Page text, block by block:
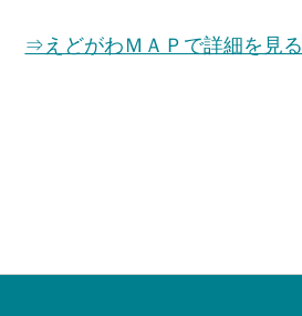
⇒えどがわＭＡＰで詳細を見る